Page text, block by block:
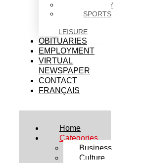
SOCIETY
SPORTS
LEISURE
OBITUARIES
EMPLOYMENT
VIRTUAL
NEWSPAPER
CONTACT
FRANÇAIS
Home
Categories
Business
Culture